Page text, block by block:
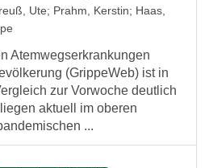
Ute; Prahm, Kerstin; Haas,
Atemwegserkrankungen
(GrippeWeb) ist in
zur Vorwoche deutlich
aktuell im oberen
...